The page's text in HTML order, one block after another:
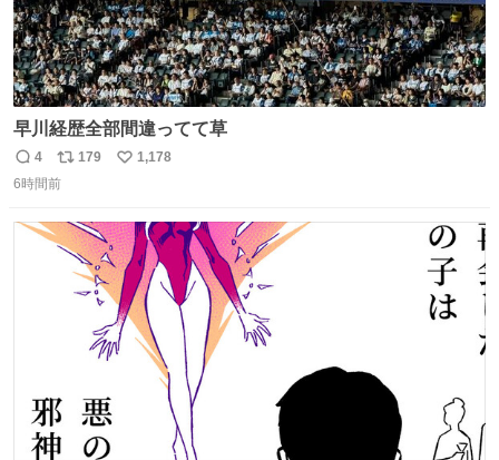
早川経歴全部間違ってて草
返
信
4
リ
ポ
ト
数
179
い
数
1,178
6時間前